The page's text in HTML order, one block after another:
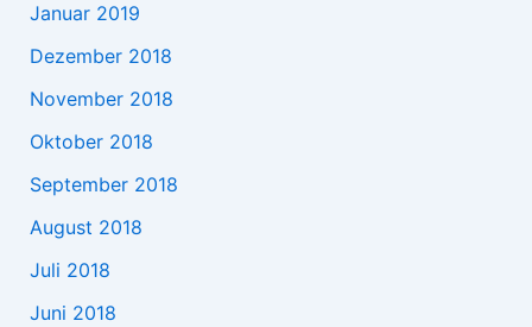
Januar 2019
Dezember 2018
November 2018
Oktober 2018
September 2018
August 2018
Juli 2018
Juni 2018